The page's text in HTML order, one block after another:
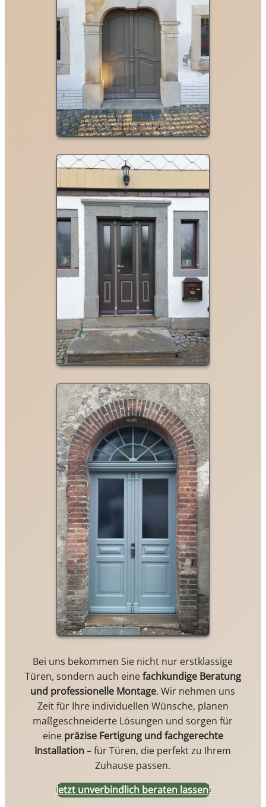
Bei uns bekommen Sie nicht nur erstklassige
Türen, sondern auch einefachkundige Beratung
und professionelle Montage. Wir nehmen uns
Zeit für Ihre individuellen Wünsche, planen
maßgeschneiderte Lösungen und sorgen für
eine präzise Fertigung und fachgerechte
Installation– für Türen, die perfekt zu Ihrem
Zuhause passen.
Jetzt unverbindlich beraten lassen!